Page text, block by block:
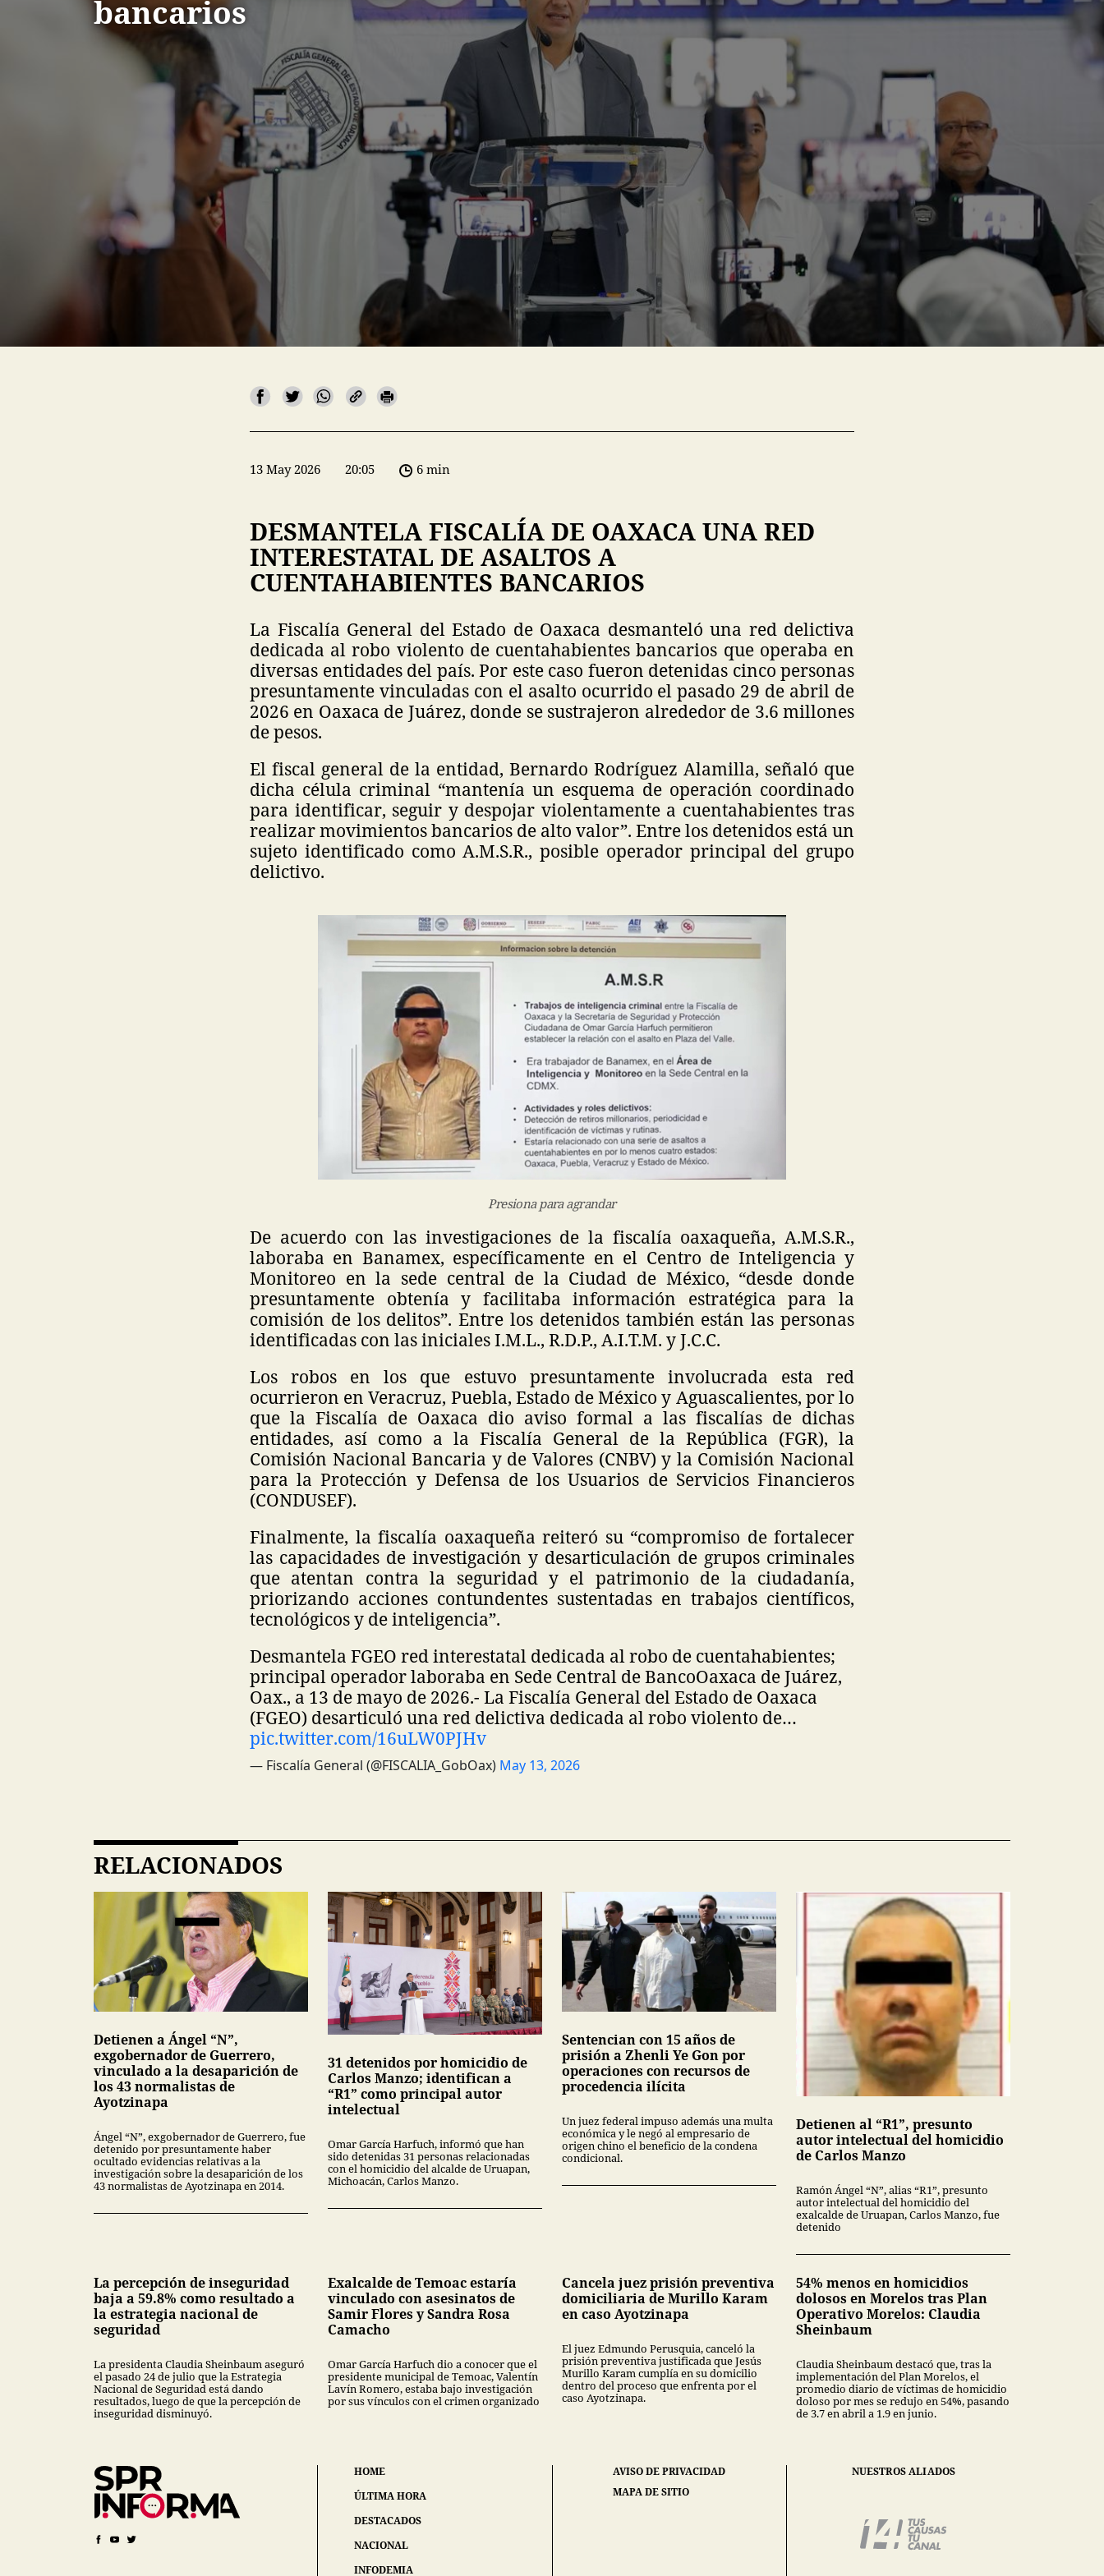
bancarios
13 May 2026 20:05 6 min
DESMANTELA FISCALÍA DE OAXACA UNA RED
INTERESTATAL DE ASALTOS A
CUENTAHABIENTES BANCARIOS
La Fiscalía General del Estado de Oaxaca desmanteló una red delictiva
dedicada al robo violento de cuentahabientes bancarios que operaba en
diversas entidades del país. Por este caso fueron detenidas cinco personas
presuntamente vinculadas con el asalto ocurrido el pasado 29 de abril de
2026 en Oaxaca de Juárez, donde se sustrajeron alrededor de 3.6 millones
de pesos.
El fiscal general de la entidad, Bernardo Rodríguez Alamilla, señaló que
dicha célula criminal “mantenía un esquema de operación coordinado
para identificar, seguir y despojar violentamente a cuentahabientes tras
realizar movimientos bancarios de alto valor”. Entre los detenidos está un
sujeto identificado como A.M.S.R., posible operador principal del grupo
delictivo.
Presiona para agrandar
De acuerdo con las investigaciones de la fiscalía oaxaqueña, A.M.S.R.,
laboraba en Banamex, específicamente en el Centro de Inteligencia y
Monitoreo en la sede central de la Ciudad de México, “desde donde
presuntamente obtenía y facilitaba información estratégica para la
comisión de los delitos”. Entre los detenidos también están las personas
identificadas con las iniciales I.M.L., R.D.P., A.I.T.M. y J.C.C.
Los robos en los que estuvo presuntamente involucrada esta red
ocurrieron en Veracruz, Puebla, Estado de México y Aguascalientes, por lo
que la Fiscalía de Oaxaca dio aviso formal a las fiscalías de dichas
entidades, así como a la Fiscalía General de la República (FGR), la
Comisión Nacional Bancaria y de Valores (CNBV) y la Comisión Nacional
para la Protección y Defensa de los Usuarios de Servicios Financieros
(CONDUSEF).
Finalmente, la fiscalía oaxaqueña reiteró su “compromiso de fortalecer
las capacidades de investigación y desarticulación de grupos criminales
que atentan contra la seguridad y el patrimonio de la ciudadanía,
priorizando acciones contundentes sustentadas en trabajos científicos,
tecnológicos y de inteligencia”.
Desmantela FGEO red interestatal dedicada al robo de cuentahabientes;
principal operador laboraba en Sede Central de BancoOaxaca de Juárez,
Oax., a 13 de mayo de 2026.- La Fiscalía General del Estado de Oaxaca
(FGEO) desarticuló una red delictiva dedicada al robo violento de…
pic.twitter.com/16uLW0PJHv
— Fiscalía General (@FISCALIA_GobOax) May 13, 2026
RELACIONADOS
Detienen a Ángel “N”,
exgobernador de Guerrero,
vinculado a la desaparición de
los 43 normalistas de
Ayotzinapa
Ángel “N”, exgobernador de Guerrero, fue
detenido por presuntamente haber
ocultado evidencias relativas a la
investigación sobre la desaparición de los
43 normalistas de Ayotzinapa en 2014.
31 detenidos por homicidio de
Carlos Manzo; identifican a
“R1” como principal autor
intelectual
Omar García Harfuch, informó que han
sido detenidas 31 personas relacionadas
con el homicidio del alcalde de Uruapan,
Michoacán, Carlos Manzo.
Sentencian con 15 años de
prisión a Zhenli Ye Gon por
operaciones con recursos de
procedencia ilícita
Un juez federal impuso además una multa
económica y le negó al empresario de
origen chino el beneficio de la condena
condicional.
Detienen al “R1”, presunto
autor intelectual del homicidio
de Carlos Manzo
Ramón Ángel “N”, alias “R1”, presunto
autor intelectual del homicidio del
exalcalde de Uruapan, Carlos Manzo, fue
detenido
La percepción de inseguridad
baja a 59.8% como resultado a
la estrategia nacional de
seguridad
La presidenta Claudia Sheinbaum aseguró
el pasado 24 de julio que la Estrategia
Nacional de Seguridad está dando
resultados, luego de que la percepción de
inseguridad disminuyó.
Exalcalde de Temoac estaría
vinculado con asesinatos de
Samir Flores y Sandra Rosa
Camacho
Omar García Harfuch dio a conocer que el
presidente municipal de Temoac, Valentín
Lavín Romero, estaba bajo investigación
por sus vínculos con el crimen organizado
Cancela juez prisión preventiva
domiciliaria de Murillo Karam
en caso Ayotzinapa
El juez Edmundo Perusquia, canceló la
prisión preventiva justificada que Jesús
Murillo Karam cumplía en su domicilio
dentro del proceso que enfrenta por el
caso Ayotzinapa.
54% menos en homicidios
dolosos en Morelos tras Plan
Operativo Morelos: Claudia
Sheinbaum
Claudia Sheinbaum destacó que, tras la
implementación del Plan Morelos, el
promedio diario de víctimas de homicidio
doloso por mes se redujo en 54%, pasando
de 3.7 en abril a 1.9 en junio.
HOME
ÚLTIMA HORA
DESTACADOS
NACIONAL
INFODEMIA
AVISO DE PRIVACIDAD
MAPA DE SITIO
NUESTROS ALIADOS